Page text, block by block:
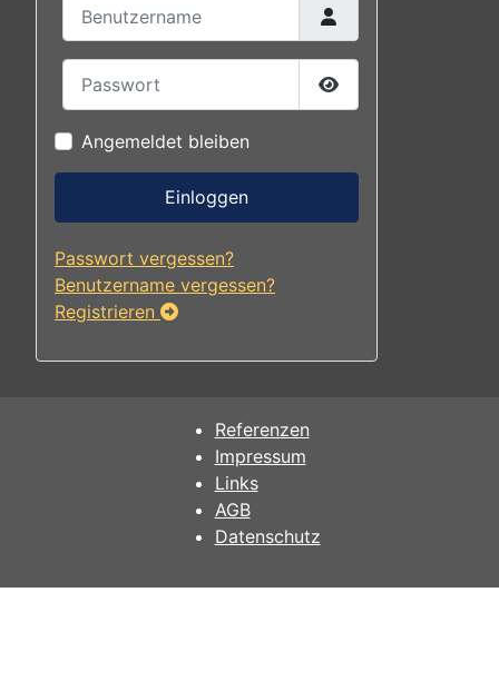
Passwort anzeigen
Angemeldet bleiben
Einloggen
Passwort vergessen?
Benutzername vergessen?
Registrieren
Referenzen
Impressum
Links
AGB
Datenschutz